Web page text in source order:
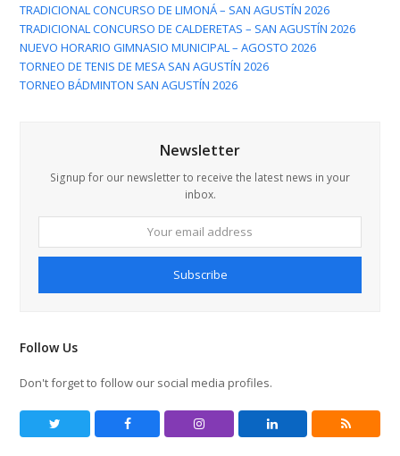
TRADICIONAL CONCURSO DE LIMONÁ – SAN AGUSTÍN 2026
TRADICIONAL CONCURSO DE CALDERETAS – SAN AGUSTÍN 2026
NUEVO HORARIO GIMNASIO MUNICIPAL – AGOSTO 2026
TORNEO DE TENIS DE MESA SAN AGUSTÍN 2026
TORNEO BÁDMINTON SAN AGUSTÍN 2026
Newsletter
Signup for our newsletter to receive the latest news in your
inbox.
email
address
Subscribe
Follow Us
Don't forget to follow our social media profiles.
Facebook Instagram LinkedIn RSS